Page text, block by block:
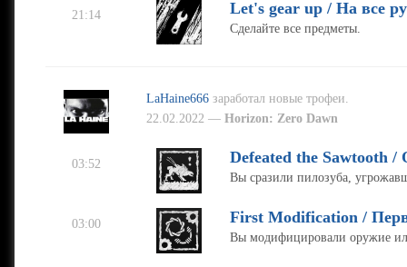
21:14 Let's gear up / На все
Сделайте все предметы.
LaHaine666 заработал новые трофеи.
22.02.2022 —Horizon: Zero Dawn
03:52 Defeated the Sawtooth /
Вы сразили пилозуба,
03:00 First Modification /
Вы модифицировали оружие